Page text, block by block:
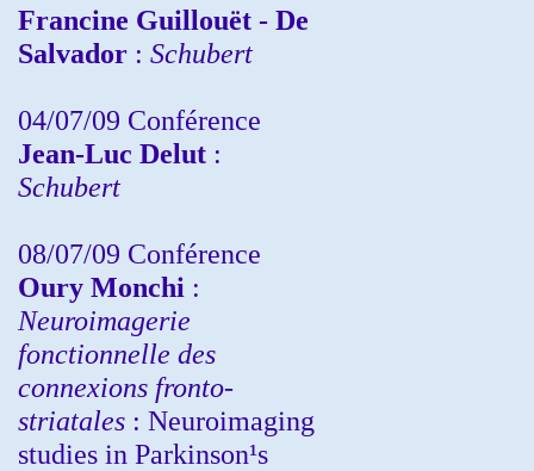
Francine Guillouët - De
Salvador : Schubert
04/07/09 Conférence
Jean-Luc Delut :
Schubert
08/07/09 Conférence
Oury Monchi :
Neuroimagerie
fonctionnelle des
connexions fronto-
striatales : Neuroimaging
studies in Parkinson¹s